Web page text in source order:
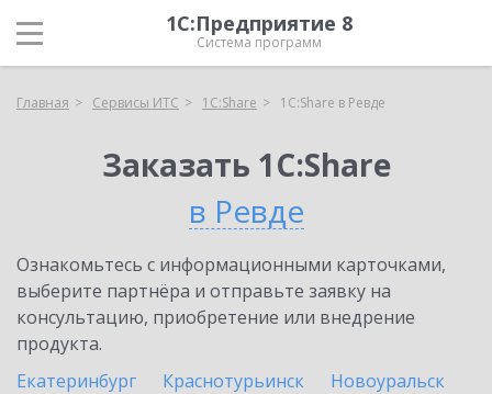
1С:Предприятие 8
Система программ
Главная Сервисы ИТС 1С:Share 1С:Share в Ревде
Заказать 1С:Share
в Ревде
Ознакомьтесь с информационными карточками,
выберите партнёра и отправьте заявку на
консультацию, приобретение или внедрение
продукта.
Екатеринбург
Краснотурьинск
Новоуральск